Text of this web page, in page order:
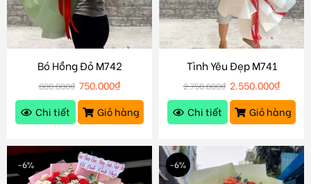
Bó Hồng Đỏ M742
800.000₫ 750.000₫
Chi tiết
Giỏ hàng
Tình Yêu Đẹp M741
2.750.000₫ 2.550.000₫
Chi tiết
Giỏ hàng
-6% -6%